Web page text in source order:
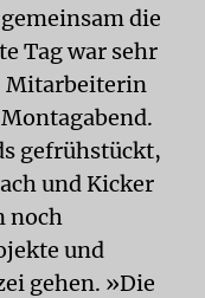
die
Tag war sehr
Mitarbeiterin
gefrühstückt,
und Kicker
noch
und
gehen. »Die